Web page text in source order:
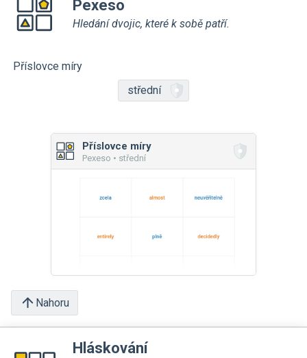
Pexeso
Hledání dvojic, které k sobě patří.
Příslovce míry
střední
Příslovce míry
Pexeso • střední
Nahoru
Hláskování